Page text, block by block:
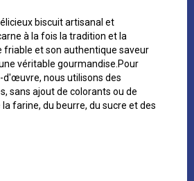
biscuit artisanal et
à la fois la tradition et la
friable et son authentique saveur
véritable gourmandise.Pour
nous utilisons des
sans ajout de colorants ou de
farine, du beurre, du sucre et des